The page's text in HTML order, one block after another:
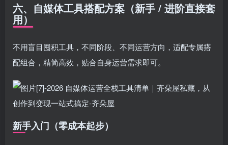
六、自媒体工具搭配方案（新手 / 进阶直接套
用）
不用盲目囤积工具，不同阶段、不同运营方向，适配专属搭
配组合，精简高效，贴合自身运营需求即可。
新手入门（零成本起步）